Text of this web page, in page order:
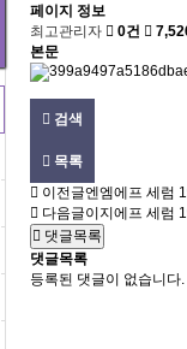
페이지 정보
최고관리자
0건
본문
검색
목록
이전글엔엠에프 세럼
다음글이지에프 세럼
댓글목록
댓글목록
등록된 댓글이 없습니다.